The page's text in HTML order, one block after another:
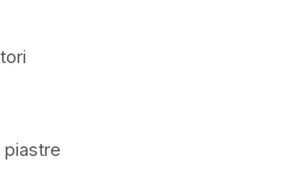
piastre